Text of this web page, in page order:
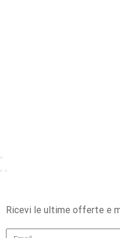
Ricevi le ultime offerte e